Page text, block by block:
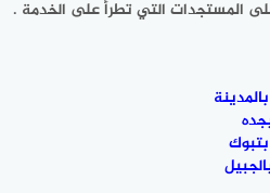
المستجدات التي تطرأ على الخدمة .